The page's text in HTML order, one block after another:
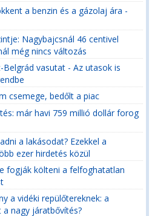
a benzin és a gázolaj ára -
Nagybajcsnál 46 centivel
még nincs változás
vasutat - Az utasok is
csemege, bedőlt a piac
már havi 759 millió dollár forog
a lakásodat? Ezekkel a
ezer hirdetés közül
fogják költeni a felfoghatatlan
a vidéki repülőtereknek: a
nagy járatbővítés?